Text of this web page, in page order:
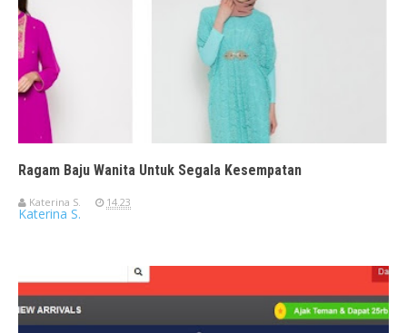
Ragam Baju Wanita Untuk Segala Kesempatan
Katerina S. 14.23
Katerina S.